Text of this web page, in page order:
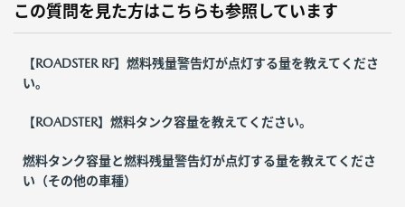
この質問を見た方はこちらも参照しています
【ROADSTER RF】燃料残量警告灯が点灯する量を教えてくださ
い。
【ROADSTER】燃料タンク容量を教えてください。
燃料タンク容量と燃料残量警告灯が点灯する量を教えてくださ
い（その他の車種）